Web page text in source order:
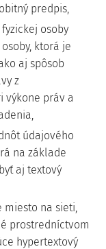
predpis,
osoby
ktorá je
aj spôsob
z
výkone práv a
údajového
na základe
aj textový
miesto na sieti,
prostredníctvom
hypertextový